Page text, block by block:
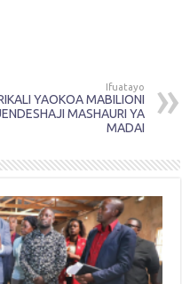
Ifuatayo
YAOKOA MABILIONI
MASHAURI YA
MADAI